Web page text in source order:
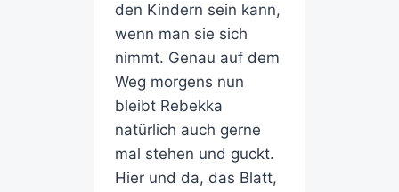
den Kindern sein kann,
wenn man sie sich
nimmt. Genau auf dem
Weg morgens nun
bleibt Rebekka
natürlich auch gerne
mal stehen und guckt.
Hier und da, das Blatt,